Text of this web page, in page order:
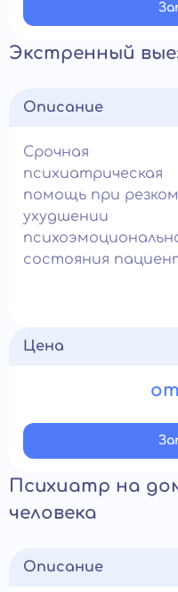
Экстренный
Описание
Срочная
психиатрическая
помощь при резком
ухудшении
состояния
Цена
Психиатр на
человека
Описание